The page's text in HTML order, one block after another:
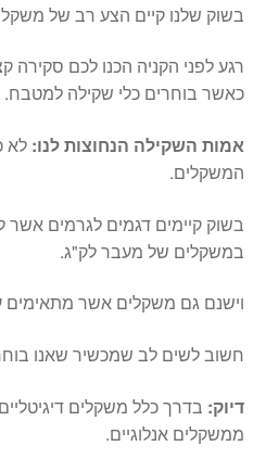
בשוק שלנו קיים הצע רב של
רגע לפני הקניה הכנו לכם
כאשר בוחרים כלי שקילה למטבח.
אמות השקילה הנחוצות לנו: לא
המשקלים.
בשוק קיימים דגמים לגרמים
במשקלים של מעבר לק"ג.
וישנם גם משקלים אשר מתאימים עד 5 ק"ג
חשוב לשים לב שמכשיר שאנו
דיוק: בדרך כלל משקלים דיגיטליים
ממשקלים אנלוגיים.